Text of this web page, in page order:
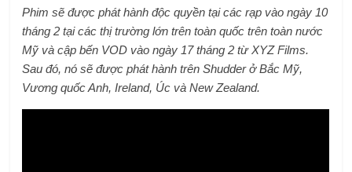
Phim sẽ được phát hành độc quyền tại các rạp vào ngày 10
tháng 2 tại các thị trường lớn trên toàn quốc trên toàn nước
Mỹ và cập bến VOD vào ngày 17 tháng 2 từ XYZ Films.
Sau đó, nó sẽ được phát hành trên Shudder ở Bắc Mỹ,
Vương quốc Anh, Ireland, Úc và New Zealand.